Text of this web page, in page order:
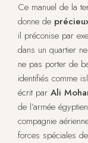
Ce manuel de la
donne de
il préconise par
dans un quartier
ne pas porter de
identifiés comme
écrit par Ali
de l’armée
compagnie
forces spéciales